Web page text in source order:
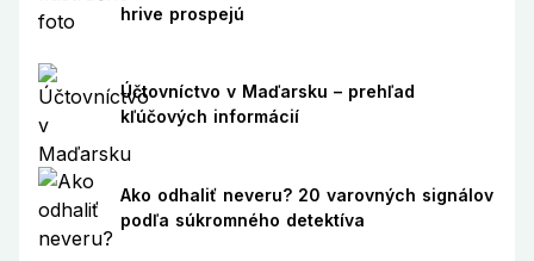
hrive prospejú
Účtovníctvo v Maďarsku – prehľad
kľúčových informácií
Ako odhaliť neveru? 20 varovných signálov
podľa súkromného detektíva